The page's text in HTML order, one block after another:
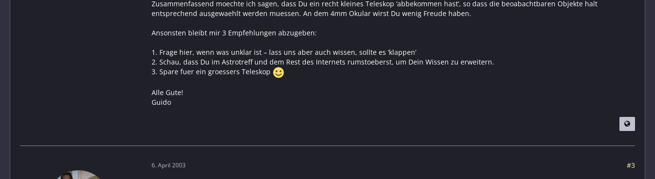
Zusammenfassend moechte ich sagen, dass Du ein recht kleines Teleskop ‘abbekommen hast’, so dass die beoabachtbaren Objekte halt
entsprechend ausgewaehlt werden muessen. An dem 4mm Okular wirst Du wenig Freude haben.
Ansonsten bleibt mir 3 Empfehlungen abzugeben:
1. Frage hier, wenn was unklar ist – lass uns aber auch wissen, sollte es ‘klappen’
2. Schau, dass Du im Astrotreff und dem Rest des Internets rumstoeberst, um Dein Wissen zu erweitern.
3. Spare fuer ein groessers Teleskop
Alle Gute!
Guido
6. April 2003 #3